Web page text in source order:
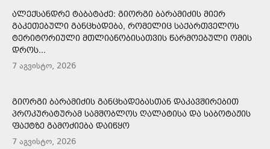
ᲐᲚᲔᲥᲡᲐᲜᲓᲠᲔ ᲢᲐᲑᲐᲢᲐᲫᲔ: ᲒᲘᲝᲠᲒᲘ ᲑᲐᲠᲐᲛᲘᲫᲘᲡ ᲛᲘᲔᲠ
ᲒᲐᲙᲔᲗᲔᲑᲣᲚᲘ ᲒᲐᲜᲪᲮᲐᲓᲔᲑᲐ, ᲠᲝᲛᲔᲚᲘᲪ ᲡᲐᲥᲐᲠᲗᲕᲔᲚᲝᲡ
ᲢᲔᲠᲘᲢᲝᲠᲘᲣᲚᲘ ᲛᲗᲚᲘᲐᲜᲝᲑᲘᲡᲐᲗᲕᲘᲡ ᲬᲐᲠᲛᲝᲔᲑᲣᲚᲘ ᲝᲛᲘᲡ
ᲓᲠᲝᲡ...
7 აგვისტო, 2026
ᲒᲘᲝᲠᲒᲘ ᲑᲐᲠᲐᲛᲘᲫᲘᲡ ᲒᲐᲜᲪᲮᲐᲓᲔᲑᲐᲡᲗᲐᲜ ᲓᲐᲙᲐᲕᲨᲘᲠᲔᲑᲘᲗ
ᲞᲠᲝᲙᲣᲠᲐᲢᲣᲠᲐᲛ ᲡᲐᲛᲨᲝᲑᲚᲝᲡ ᲦᲐᲚᲐᲢᲘᲡᲐ ᲓᲐ ᲡᲐᲑᲝᲢᲐᲟᲘᲡ
ᲤᲐᲥᲢᲖᲔ ᲒᲐᲛᲝᲫᲘᲔᲑᲐ ᲓᲐᲘᲬᲧᲝ
7 აგვისტო, 2026